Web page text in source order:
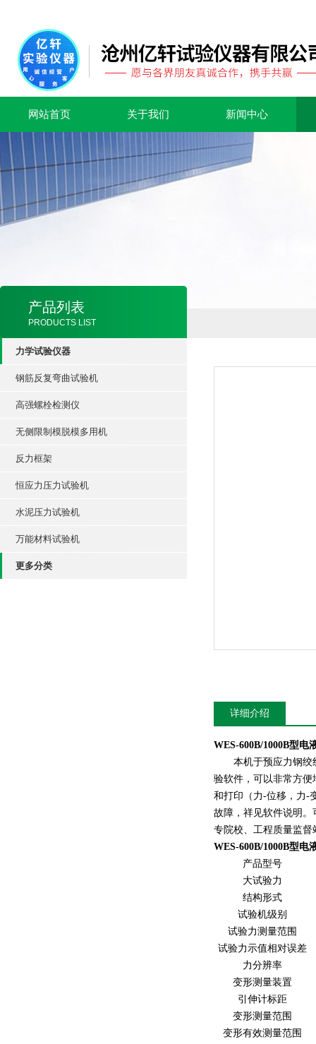
网站首页 关于我们 新闻中心
产品列表
PRODUCTS LIST
力学试验仪器
钢筋反复弯曲试验机
高强螺栓检测仪
无侧限制模脱模多用机
反力框架
恒应力压力试验机
水泥压力试验机
万能材料试验机
更多分类
详细介绍
WES-600B/1000B型电
本机于预应力钢绞线
验软件，可以非常方
和打印（力-位移，力-
故障，祥见软件说明
专院校、工程质量监
WES-600B/1000B型电
产品型号
大试验力
结构形式
试验机级别
试验力测量范围
试验力示值相对误差
力分辨率
变形测量装置
引伸计标距
变形测量范围
变形有效测量范围